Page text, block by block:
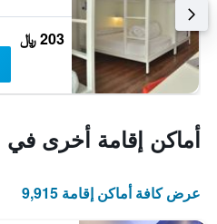
203 ﷼
أماكن إقامة أخرى في
عرض كافة أماكن إقامة 9,915